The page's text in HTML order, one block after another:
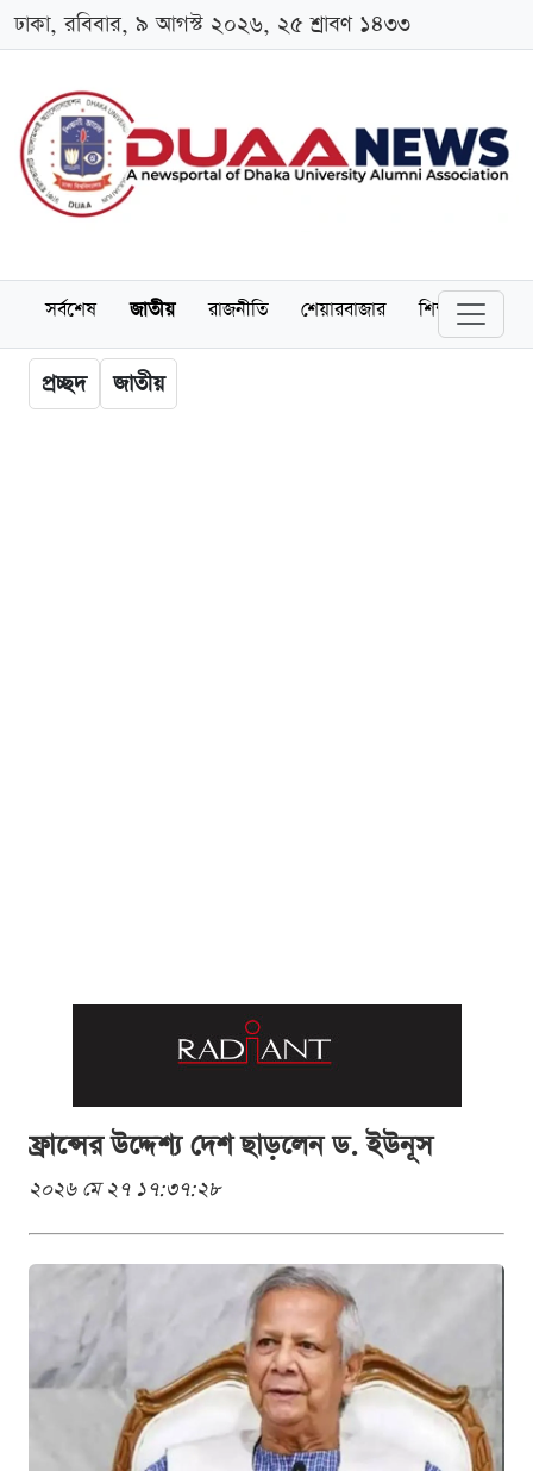
ঢাকা, রবিবার, ৯ আগস্ট ২০২৬, ২৫ শ্রাবণ ১৪৩৩
সর্বশেষ জাতীয় রাজনীতি শেয়ারবাজার শিক্ষা
প্রচ্ছদ জাতীয়
ফ্রান্সের উদ্দেশ্য দেশ ছাড়লেন ড. ইউনূস
২০২৬ মে ২৭ ১৭:৩৭:২৮